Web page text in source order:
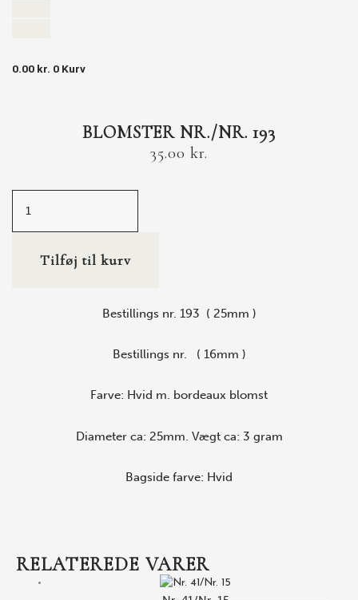
0.00 kr. 0 Kurv
BLOMSTER NR./NR. 193
35.00 kr.
Tilføj til kurv
Bestillings nr. 193 ( 25mm )
Bestillings nr. ( 16mm )
Farve: Hvid m. bordeaux blomst
Diameter ca: 25mm. Vægt ca: 3 gram
Bagside farve: Hvid
RELATEREDE VARER